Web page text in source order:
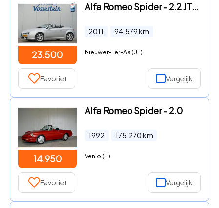
23.500
Alfa Romeo Spider - 2.2 JTS Selespeed Exclusive / Automaat / Leder / Elek. kap /
2011 94.579km
Nieuwer-Ter-Aa (UT)
Favoriet Vergelijk
14.950
Alfa Romeo Spider - 2.0
1992 175.270km
Venlo (LI)
Favoriet Vergelijk